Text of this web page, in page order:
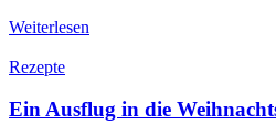
Weiterlesen
Rezepte
Ein Ausflug in die